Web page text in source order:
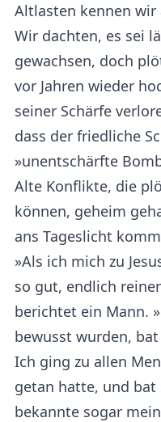
Altlasten kennen wir
Wir dachten, es sei
gewachsen, doch
vor Jahren wieder
seiner Schärfe
dass der friedliche
»unentschärfte
Alte Konflikte, die
können, geheim
ans Tageslicht
»Als ich mich zu
so gut, endlich
berichtet ein Mann.
bewusst wurden,
Ich ging zu allen
getan hatte, und bat
bekannte sogar